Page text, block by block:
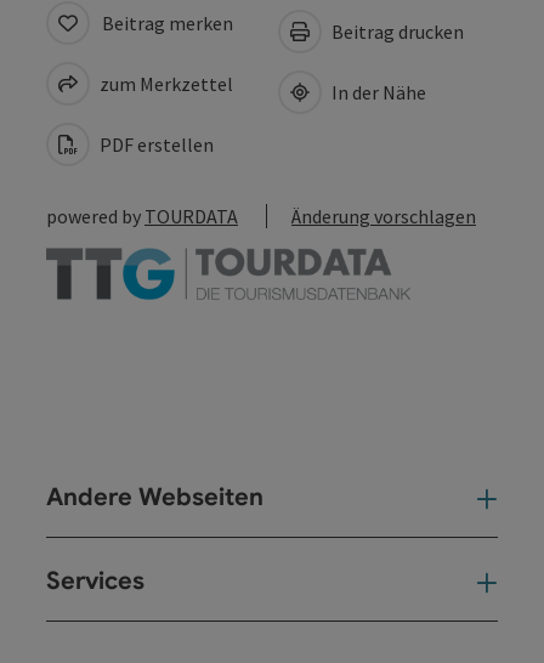
Beitrag merken
zum Merkzettel
PDF erstellen
Beitrag drucken
In der Nähe
powered by TOURDATA Änderung vorschlagen
Andere Webseiten
Services